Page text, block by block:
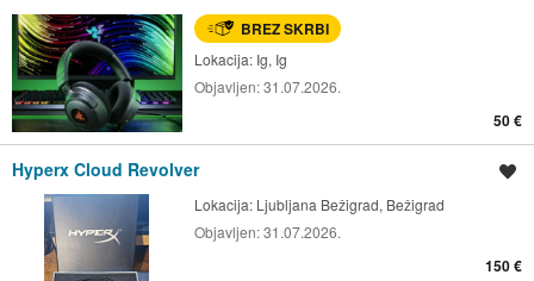
BREZ SKRBI
Lokacija: Ig, Ig
Objavljen:31.07.2026.
50 €
Hyperx Cloud Revolver
Lokacija: Ljubljana Bežigrad, Bežigrad
Objavljen:31.07.2026.
150 €